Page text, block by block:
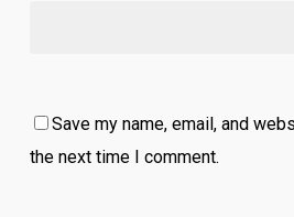
Save my name, email, and
the next time I comment.